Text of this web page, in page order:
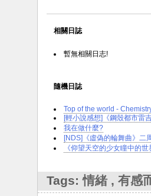
相關日誌
暫無相關日志!
隨機日誌
Top of the world -
[輕小說感想]《鋼殼都市雷
我在做什麼?
[NDS]《虛偽的輪舞曲》二
《仰望天空的少女瞳中的
Tags:情緒, 有感